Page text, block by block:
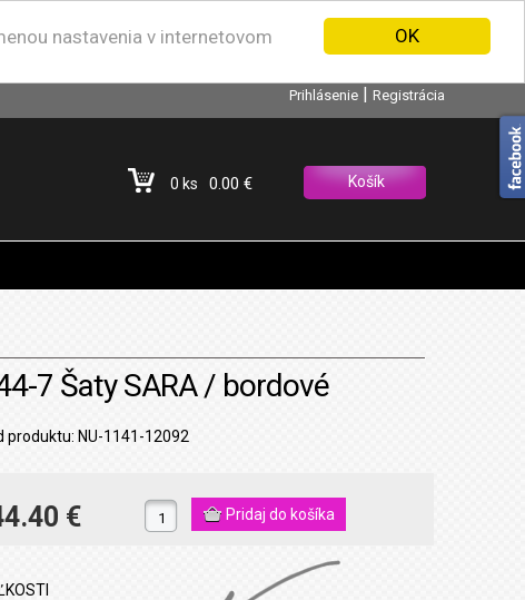
OK
nastavenia v internetovom
Prihlásenie | Registrácia
0 ks 0.00 € Košík
7 Šaty SARA / bordové
produktu: NU-1141-12092
€